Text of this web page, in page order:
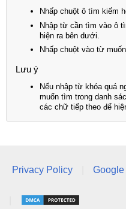
Nhấp chuột ô tìm kiếm
Nhập từ cần tìm vào ô
hiện ra bên dưới.
Nhấp chuột vào từ
Lưu ý
Nếu nhập từ khóa quá
muốn tìm trong danh
các chữ tiếp theo để
Privacy Policy